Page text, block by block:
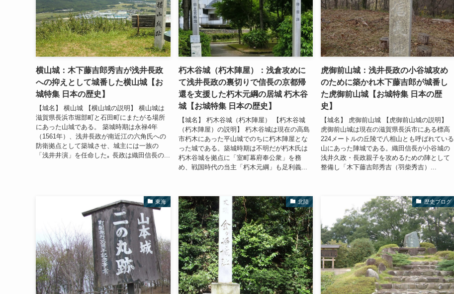
横山城：木下藤吉郎秀吉が浅井長政
への抑えとして城番した横山城【お
城特集 日本の歴史】
【城名】 横山城 【横山城の説明】 横山城は
滋賀県長浜市堀部町と石田町にまたがる場所
にあった山城である。 築城時期は永禄4年
（1561年）、浅井長政が南近江の六角氏への
防衛拠点として築城させ、城主には一族の
「浅井井演」を任命した｡ 長政は織田信長の...
朽木谷城（朽木陣屋）：浅倉攻めに
て浅井長政の裏切りで信長の京都帰
還を支援した朽木元綱の居城 朽木谷
城【お城特集 日本の歴史】
【城名】 朽木谷城（朽木陣屋） 【朽木谷城
（朽木陣屋）の説明】 朽木谷城は現在の高島
市朽木にあった平山城でのちに朽木陣屋とな
った城である。築城時期は不明だが朽木氏は
朽木谷城を拠点に「室町幕府奉公衆」を務
め、戦国時代の当主「朽木元綱」も足利義...
虎御前山城：浅井長政の小谷城攻め
のために築かれ木下藤吉郎が城番し
た虎御前山城【お城特集 日本の歴
史】
【城名】 虎御前山城 【虎御前山城の説明】
虎御前山城は現在の滋賀県長浜市にある標高
224メートルの丘陵で八相山とも呼ばれている
山にあった陣城である。織田信長が小谷城の
浅井久政・長政親子を攻めるための陣として
整備し「木下藤吉郎秀吉（羽柴秀吉）...
東海 北陸 歴史ブログ